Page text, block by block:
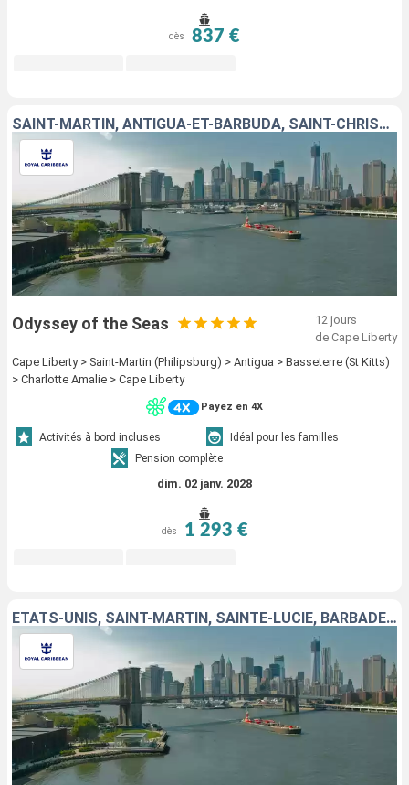
dès 837 €
SAINT-MARTIN, ANTIGUA-ET-BARBUDA, SAINT-CHRISTOPHE-ET-NIÉVÈS, ÉTATS-UNIS
Odyssey of the Seas
12 jours
de Cape Liberty
Cape Liberty > Saint-Martin (Philipsburg) > Antigua > Basseterre (St Kitts)
> Charlotte Amalie > Cape Liberty
Payez en 4X
Activités à bord incluses
Idéal pour les familles
Pension complète
dim. 02 janv. 2028
dès 1 293 €
ÉTATS-UNIS, SAINT-MARTIN, SAINTE-LUCIE, BARBADE, SAINT-CHRISTOPHE-ET-NIÉVÈS